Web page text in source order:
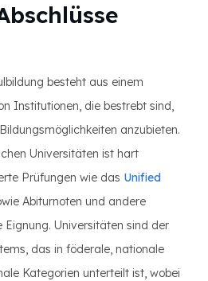
besteht aus einem
Institutionen, die bestrebt sind,
anzubieten.
Universitäten ist hart
Prüfungen wie das Unified
Abiturnoten und andere
Eignung. Universitäten sind der
das in föderale, nationale
Kategorien unterteilt ist, wobei